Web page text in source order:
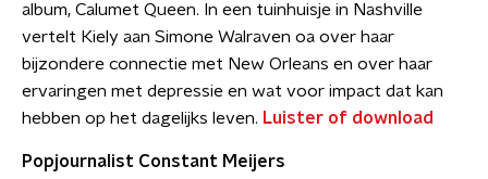
album, Calumet Queen. In een tuinhuisje in Nashville
vertelt Kiely aan Simone Walraven oa over haar
bijzondere connectie met New Orleans en over haar
ervaringen met depressie en wat voor impact dat kan
hebben op het dagelijks leven. Luister of download
Popjournalist Constant Meijers